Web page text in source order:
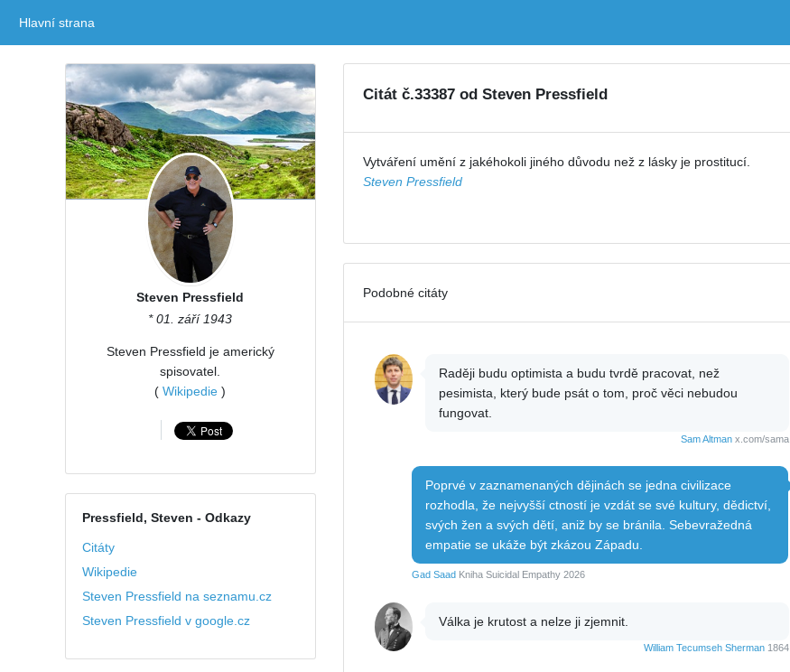
Hlavní strana
Steven Pressfield
* 01. září 1943
Steven Pressfield je americký
spisovatel.
(Wikipedie )
Pressfield, Steven - Odkazy
Citáty
Wikipedie
Steven Pressfield na seznamu.cz
Steven Pressfield v google.cz
Citát č.33387 od Steven Pressfield
Vytváření umění z jakéhokoli jiného důvodu než z lásky je prostitucí.
Steven Pressfield
Podobné citáty
Raději budu optimista a budu tvrdě pracovat, než
pesimista, který bude psát o tom, proč věci nebudou
fungovat.
Sam Altmanx.com/sama
Poprvé v zaznamenaných dějinách se jedna civilizace
rozhodla, že nejvyšší ctností je vzdát se své kultury, dědictví,
svých žen a svých dětí, aniž by se bránila. Sebevražedná
empatie se ukáže být zkázou Západu.
Gad SaadKniha Suicidal Empathy 2026
Válka je krutost a nelze ji zjemnit.
William Tecumseh Sherman1864